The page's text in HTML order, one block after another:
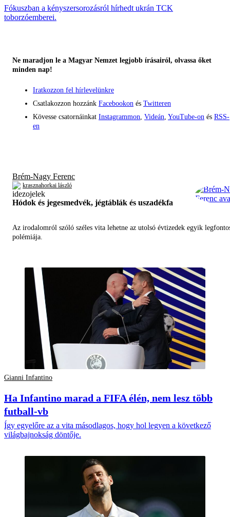
Fókuszban a kényszersorozásról hírhedt ukrán TCK
toborzóemberei.
Ne maradjon le a Magyar Nemzet legjobb írásairól, olvassa őket
minden nap!
Iratkozzon fel hírlevelünkre
Csatlakozzon hozzánk Facebookon és Twitteren
Kövesse csatornáinkat Instagrammon Videán YouTube-on és RSS-
en
Brém-Nagy Ferenc
krasznahorkai lászló
Hódok és jegesmedvék, jégtáblák és uszadékfa
Az irodalomról szóló széles vita lehetne az utolsó évtizedek egyik
polémiája.
Gianni Infantino
Ha Infantino marad a FIFA élén, nem lesz több
futball-vb
Így egyelőre az a vita másodlagos, hogy hol legyen a következő
világbajnokság döntője.